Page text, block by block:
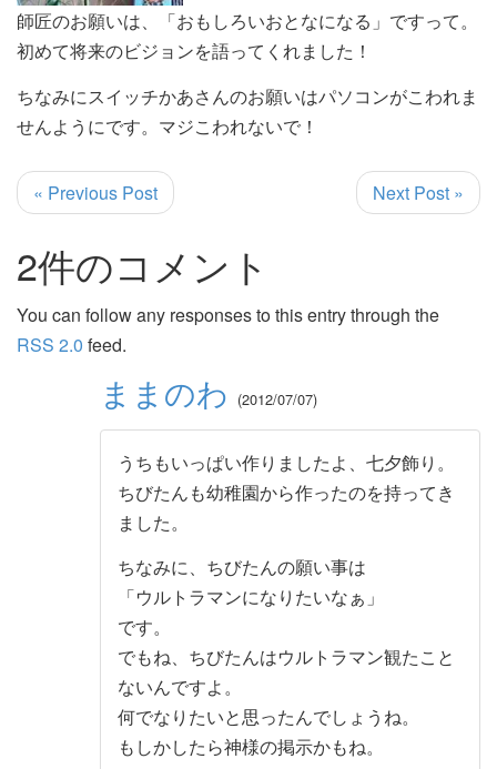
師匠のお願いは、「おもしろいおとなになる」ですって。
初めて将来のビジョンを語ってくれました！
ちなみにスイッチかあさんのお願いはパソコンがこわれま
せんようにです。マジこわれないで！
« Previous Post Next Post »
2件のコメント
You can follow any responses to this entry through the
RSS 2.0 feed.
ままのわ 2012/07/07
うちもいっぱい作りましたよ、七夕飾り。
ちびたんも幼稚園から作ったのを持ってき
ました。
ちなみに、ちびたんの願い事は
「ウルトラマンになりたいなぁ」
です。
でもね、ちびたんはウルトラマン観たこと
ないんですよ。
何でなりたいと思ったんでしょうね。
もしかしたら神様の掲示かもね。